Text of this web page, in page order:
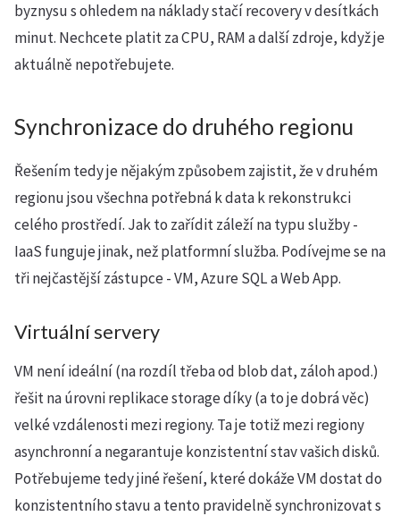
byznysu s ohledem na náklady stačí recovery v desítkách
minut. Nechcete platit za CPU, RAM a další zdroje, když je
aktuálně nepotřebujete.
Synchronizace do druhého regionu
Řešením tedy je nějakým způsobem zajistit, že v druhém
regionu jsou všechna potřebná k data k rekonstrukci
celého prostředí. Jak to zařídit záleží na typu služby -
IaaS funguje jinak, než platformní služba. Podívejme se na
tři nejčastější zástupce - VM, Azure SQL a Web App.
Virtuální servery
VM není ideální (na rozdíl třeba od blob dat, záloh apod.)
řešit na úrovni replikace storage díky (a to je dobrá věc)
velké vzdálenosti mezi regiony. Ta je totiž mezi regiony
asynchronní a negarantuje konzistentní stav vašich disků.
Potřebujeme tedy jiné řešení, které dokáže VM dostat do
konzistentního stavu a tento pravidelně synchronizovat s